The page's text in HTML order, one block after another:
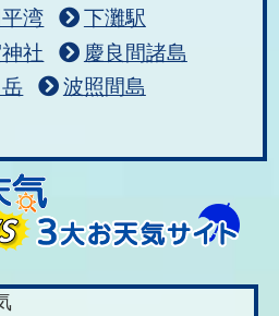
平湾
下灘駅
社
慶良間諸島
波照間島